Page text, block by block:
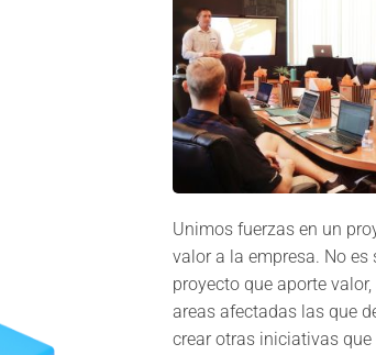
Unimos fuerzas en un
valor a la empresa. No es
proyecto que aporte
areas afectadas las que
crear otras iniciativas que